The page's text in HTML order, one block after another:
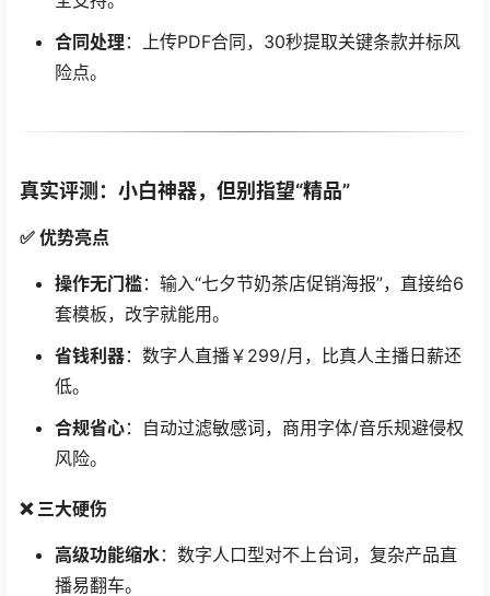
合同处理 ：上传PDF合同，30秒提取关键条款并标风
险点。
真实评测：小白神器，但别指望“精品”
✅ 优势亮点
操作无门槛：输入“七夕节奶茶店促销海报”，直接给6
套模板，改字就能用。
省钱利器：数字人直播￥299/月，比真人主播日薪还
低。
合规省心：自动过滤敏感词，商用字体/音乐规避侵权
风险。
❌ 三大硬伤
高级功能缩水：数字人口型对不上台词，复杂产品直
播易翻车。